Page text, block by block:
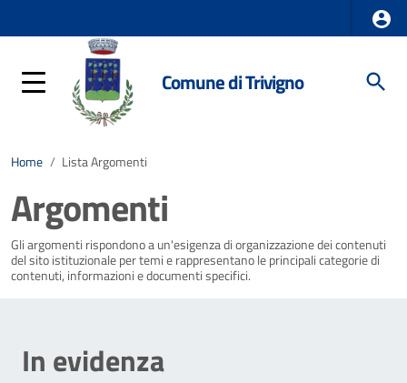
Comune di Trivigno
Home / Lista Argomenti
Argomenti
Gli argomenti rispondono a un'esigenza di organizzazione dei contenuti
del sito istituzionale per temi e rappresentano le principali categorie di
contenuti, informazioni e documenti specifici.
In evidenza